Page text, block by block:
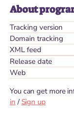
About
Tracking version
Domain tracking
XML feed
Release date
Web
You can get more
in / Sign up